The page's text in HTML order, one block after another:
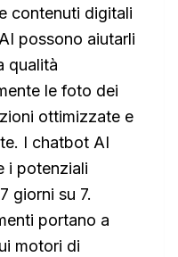
contenuti digitali
possono aiutarli
qualità
le foto dei
ottimizzate e
I chatbot AI
i potenziali
giorni su 7.
portano a
motori di